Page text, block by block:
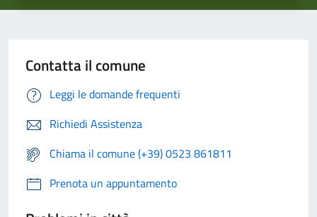
Contatta il comune
Leggi le domande frequenti
Richiedi Assistenza
Chiama il comune (+39) 0523 861811
Prenota un appuntamento